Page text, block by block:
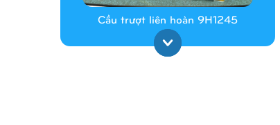
Cầu trượt liên hoàn 9H1245